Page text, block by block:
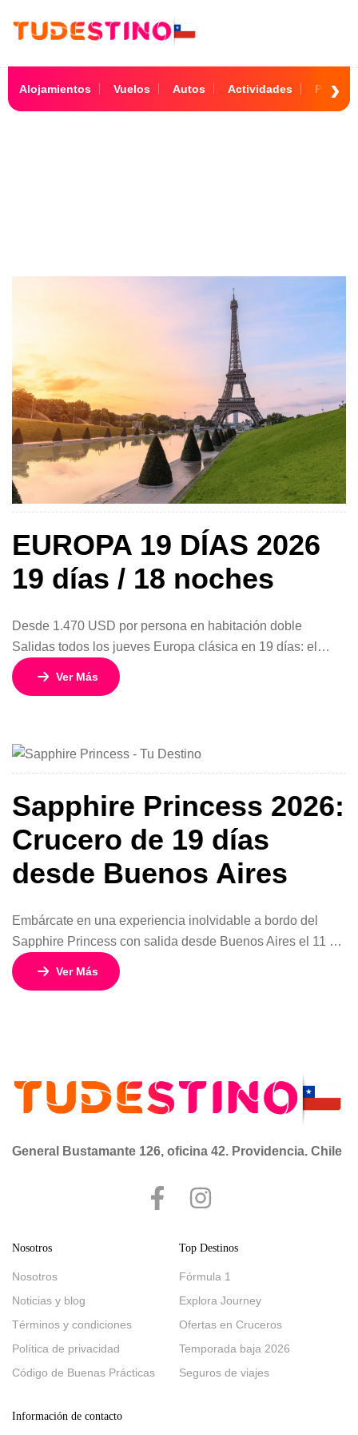
Alojamientos Vuelos Autos Actividades
EUROPA 19 DÍAS 2026
19 días / 18 noches
Desde 1.470 USD por persona en habitación doble
Salidas todos los jueves Europa clásica en 19 días: el
equilibrio perfecto para conocerlo todo Este circuito de 19
días y 18 noches por Europa es ideal para quienes desean
emblemáticos del continente. Un […]
Ver Más
Sapphire Princess 2026:
Crucero de 19 días
desde Buenos Aires
Embárcate en una experiencia inolvidable a bordo del
Sapphire Princess con salida desde Buenos Aires el 11 de
febrero de 2026. Este itinerario de 19 días y 18 noches es
la oportunidad perfecta para combinar aventura, cultura y
Ver Más
General Bustamante 126, oficina 42. Providencia. Chile
Nosotros
Nosotros
Noticias y blog
Términos y condiciones
Política de privacidad
Código de Buenas Prácticas
Top Destinos
Fórmula 1
Explora Journey
Ofertas en Cruceros
Temporada baja 2026
Seguros de viajes
Información de contacto